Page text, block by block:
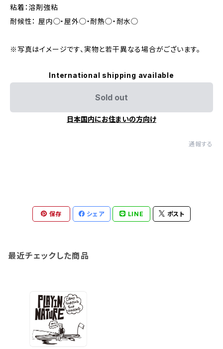
粘着：溶剤強粘
耐候性： 屋内◯・屋外◯・耐熱◯・耐水◯
※写真はイメージです、実物と若干異なる場合がございます。
International shipping available
Sold out
日本国内にお住まいの方向け
通報する
保存 シェア LINE ポスト
最近チェックした商品